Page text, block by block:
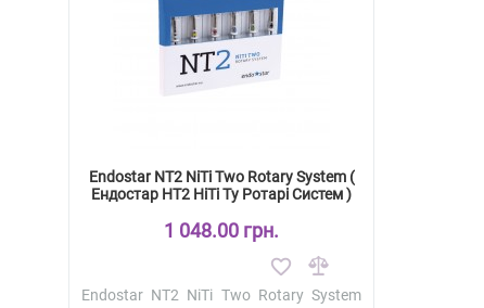
Endostar NT2 NiTi Two Rotary System (
Ендостар НТ2 НіТі Ту Ротарі Систем )
1 048.00 грн.
Endostar NT2 NiTi Two Rotary System